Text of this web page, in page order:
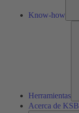
Know-how
Herramientas
Acerca de KSB